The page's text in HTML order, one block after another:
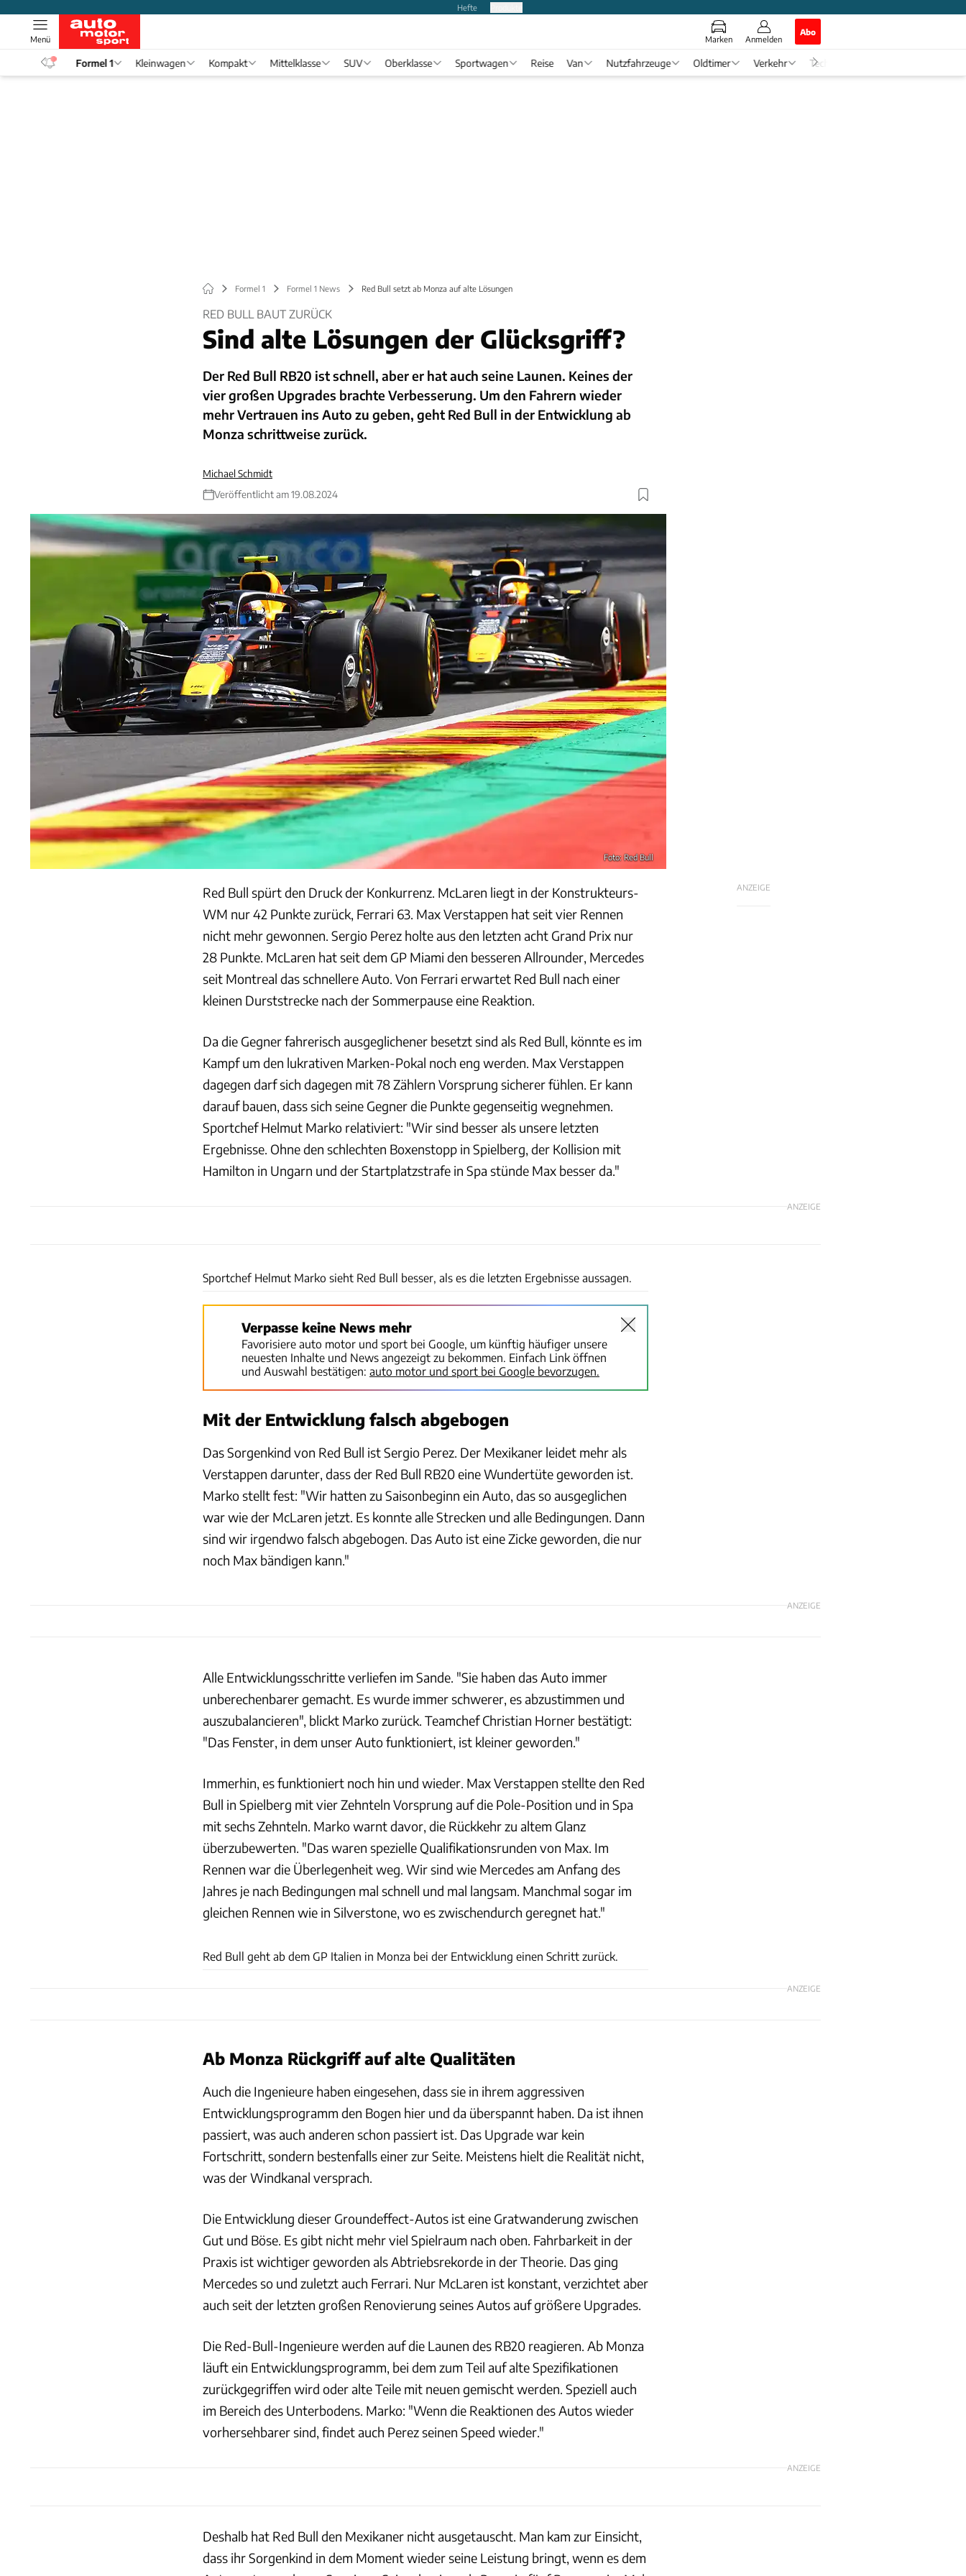
Hefte
Marken Anmelden
Abo
Menü
Formel 1 Kleinwagen Kompakt Mittelklasse SUV Oberklasse Sportwagen Reise Van Nutzfahrzeuge Oldtimer Verkehr Tech & Zukunft
Formel 1 Formel 1 News Red Bull setzt ab Monza auf alte Lösungen
RED BULL BAUT ZURÜCK
Sind alte Lösungen der Glücksgriff?
Der Red Bull RB20 ist schnell, aber er hat auch seine Launen. Keines der
vier großen Upgrades brachte Verbesserung. Um den Fahrern wieder
mehr Vertrauen ins Auto zu geben, geht Red Bull in der Entwicklung ab
Monza schrittweise zurück.
Michael Schmidt
Veröffentlicht am 19.08.2024
Foto: Red Bull
ANZEIGE
Red Bull spürt den Druck der Konkurrenz. McLaren liegt in der Konstrukteurs-
WM nur 42 Punkte zurück, Ferrari 63. Max Verstappen hat seit vier Rennen
nicht mehr gewonnen. Sergio Perez holte aus den letzten acht Grand Prix nur
28 Punkte. McLaren hat seit dem GP Miami den besseren Allrounder, Mercedes
seit Montreal das schnellere Auto. Von Ferrari erwartet Red Bull nach einer
kleinen Durststrecke nach der Sommerpause eine Reaktion.
Da die Gegner fahrerisch ausgeglichener besetzt sind als Red Bull, könnte es im
Kampf um den lukrativen Marken-Pokal noch eng werden. Max Verstappen
dagegen darf sich dagegen mit 78 Zählern Vorsprung sicherer fühlen. Er kann
darauf bauen, dass sich seine Gegner die Punkte gegenseitig wegnehmen.
Sportchef Helmut Marko relativiert: "Wir sind besser als unsere letzten
Ergebnisse. Ohne den schlechten Boxenstopp in Spielberg, der Kollision mit
Hamilton in Ungarn und der Startplatzstrafe in Spa stünde Max besser da."
ANZEIGE
Sportchef Helmut Marko sieht Red Bull besser, als es die letzten Ergebnisse aussagen.
Verpasse keine News mehr
Favorisiere auto motor und sport bei Google, um künftig häufiger unsere
neuesten Inhalte und News angezeigt zu bekommen. Einfach Link öffnen
und Auswahl bestätigen: auto motor und sport bei Google bevorzugen.
Mit der Entwicklung falsch abgebogen
Das Sorgenkind von Red Bull ist Sergio Perez. Der Mexikaner leidet mehr als
Verstappen darunter, dass der Red Bull RB20 eine Wundertüte geworden ist.
Marko stellt fest: "Wir hatten zu Saisonbeginn ein Auto, das so ausgeglichen
war wie der McLaren jetzt. Es konnte alle Strecken und alle Bedingungen. Dann
sind wir irgendwo falsch abgebogen. Das Auto ist eine Zicke geworden, die nur
noch Max bändigen kann."
ANZEIGE
Alle Entwicklungsschritte verliefen im Sande. "Sie haben das Auto immer
unberechenbarer gemacht. Es wurde immer schwerer, es abzustimmen und
auszubalancieren", blickt Marko zurück. Teamchef Christian Horner bestätigt:
"Das Fenster, in dem unser Auto funktioniert, ist kleiner geworden."
Immerhin, es funktioniert noch hin und wieder. Max Verstappen stellte den Red
Bull in Spielberg mit vier Zehnteln Vorsprung auf die Pole-Position und in Spa
mit sechs Zehnteln. Marko warnt davor, die Rückkehr zu altem Glanz
überzubewerten. "Das waren spezielle Qualifikationsrunden von Max. Im
Rennen war die Überlegenheit weg. Wir sind wie Mercedes am Anfang des
Jahres je nach Bedingungen mal schnell und mal langsam. Manchmal sogar im
gleichen Rennen wie in Silverstone, wo es zwischendurch geregnet hat."
Red Bull geht ab dem GP Italien in Monza bei der Entwicklung einen Schritt zurück.
ANZEIGE
Ab Monza Rückgriff auf alte Qualitäten
Auch die Ingenieure haben eingesehen, dass sie in ihrem aggressiven
Entwicklungsprogramm den Bogen hier und da überspannt haben. Da ist ihnen
passiert, was auch anderen schon passiert ist. Das Upgrade war kein
Fortschritt, sondern bestenfalls einer zur Seite. Meistens hielt die Realität nicht,
was der Windkanal versprach.
Die Entwicklung dieser Groundeffect-Autos ist eine Gratwanderung zwischen
Gut und Böse. Es gibt nicht mehr viel Spielraum nach oben. Fahrbarkeit in der
Praxis ist wichtiger geworden als Abtriebsrekorde in der Theorie. Das ging
Mercedes so und zuletzt auch Ferrari. Nur McLaren ist konstant, verzichtet aber
auch seit der letzten großen Renovierung seines Autos auf größere Upgrades.
Die Red-Bull-Ingenieure werden auf die Launen des RB20 reagieren. Ab Monza
läuft ein Entwicklungsprogramm, bei dem zum Teil auf alte Spezifikationen
zurückgegriffen wird oder alte Teile mit neuen gemischt werden. Speziell auch
im Bereich des Unterbodens. Marko: "Wenn die Reaktionen des Autos wieder
vorhersehbarer sind, findet auch Perez seinen Speed wieder."
ANZEIGE
Deshalb hat Red Bull den Mexikaner nicht ausgetauscht. Man kam zur Einsicht,
dass ihr Sorgenkind in dem Moment wieder seine Leistung bringt, wenn es dem